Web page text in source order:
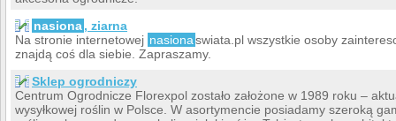
nasiona, ziarna
Na stronie internetowej nasionaswiata.pl wszystkie osoby
znajdą coś dla siebie. Zapraszamy.
Sklep ogrodniczy
Centrum Ogrodnicze Florexpol zostało założone w 1989 roku –
wysyłkowej roślin w Polsce. W asortymencie posiadamy szeroką